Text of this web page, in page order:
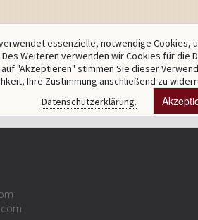
essenzielle, notwendige Cookies,
Weiteren verwenden wir Cookies für die
"Akzeptieren" stimmen Sie dieser
Ihre Zustimmung anschließend zu
Datenschutzerklärung.